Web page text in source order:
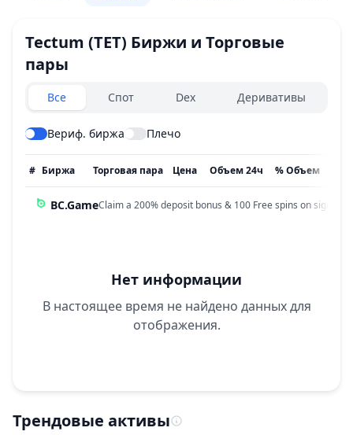
Tectum (TET) Биржи и Торговые
пары
Exchanges type
Все Спот Dex Деривативы
Вериф. биржа Плечо
# Биржа Торговая пара Цена Объем 24ч % Объем
BC.GameClaim a 200% deposit bonus & 100 Free spins on sign up!
Нет информации
В настоящее время не найдено данных для
отображения.
Трендовые активы